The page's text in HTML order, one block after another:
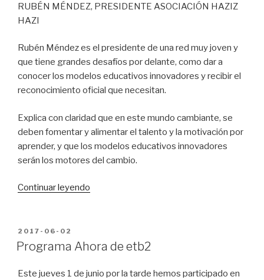
RUBÉN MÉNDEZ, PRESIDENTE ASOCIACIÓN HAZIZ
HAZI
Rubén Méndez es el presidente de una red muy joven y
que tiene grandes desafíos por delante, como dar a
conocer los modelos educativos innovadores y recibir el
reconocimiento oficial que necesitan.
Explica con claridad que en este mundo cambiante, se
deben fomentar y alimentar el talento y la motivación por
aprender, y que los modelos educativos innovadores
serán los motores del cambio.
Continuar leyendo
buscar
con
PUBLICADO
EN
2017-06-02
Programa Ahora de etb2
Este jueves 1 de junio por la tarde hemos participado en